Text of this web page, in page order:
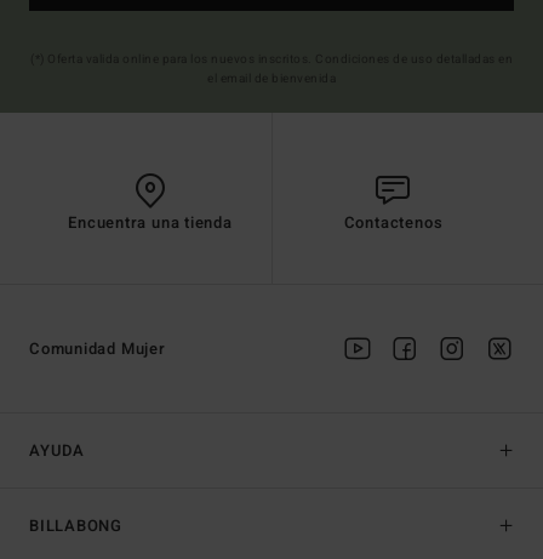
Encuentra una tienda Contactenos
AYUDA
BILLABONG
Comunidad Mujer